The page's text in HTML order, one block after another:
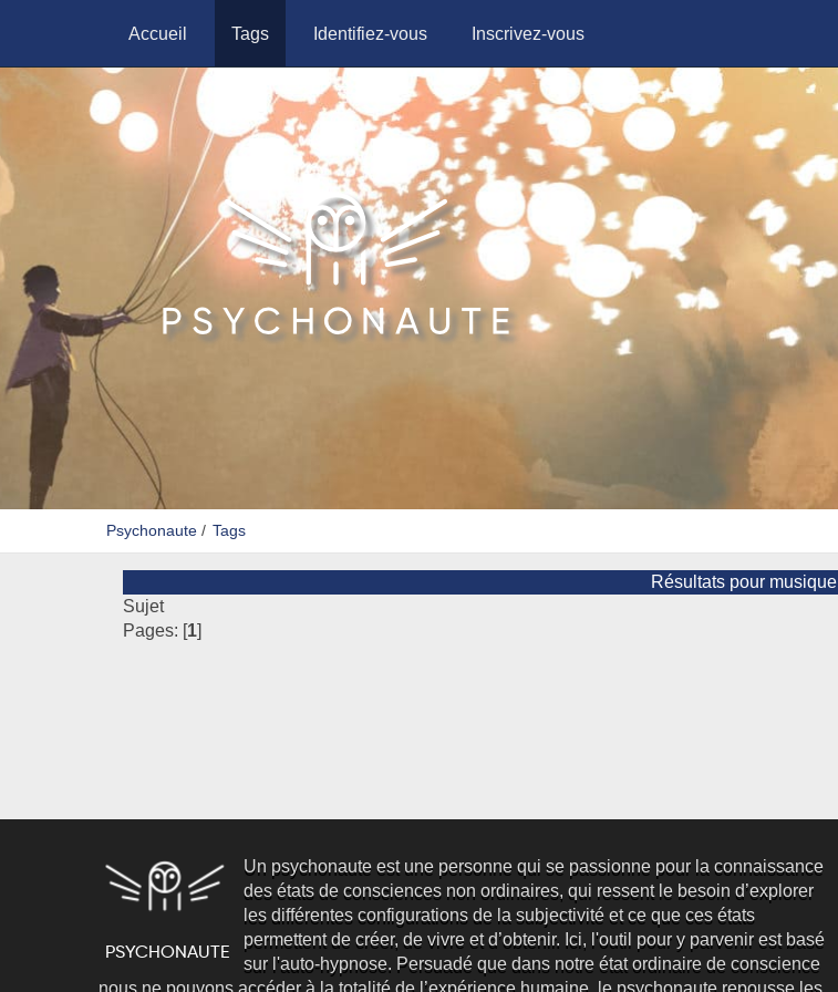
Accueil Tags Identifiez-vous Inscrivez-vous
Psychonaute/ Tags
Résultats pour musique
Sujet
Pages: [1]
Un psychonaute est une personne qui se passionne pour la connaissance
des états de consciences non ordinaires, qui ressent le besoin d’explorer
les différentes configurations de la subjectivité et ce que ces états
permettent de créer, de vivre et d’obtenir. Ici, l'outil pour y parvenir est basé
sur l'auto-hypnose. Persuadé que dans notre état ordinaire de conscience
nous ne pouvons accéder à la totalité de l’expérience humaine, le psychonaute repousse les